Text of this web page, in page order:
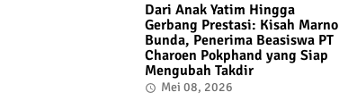
Dari Anak Yatim Hingga
Gerbang Prestasi: Kisah Marno
Bunda, Penerima Beasiswa PT
Charoen Pokphand yang Siap
Mengubah Takdir
Mei 08, 2026